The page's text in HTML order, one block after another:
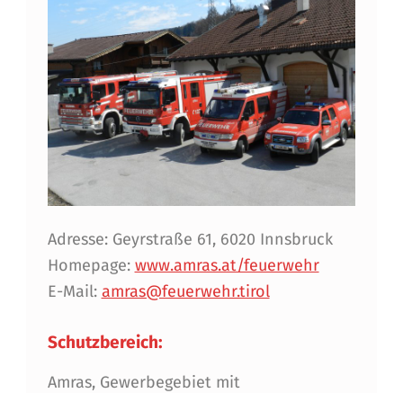
Adresse: Geyrstraße 61, 6020 Innsbruck
Homepage: www.amras.at/feuerwehr
E-Mail: amras@feuerwehr.tirol
Schutzbereich:
Amras, Gewerbegebiet mit